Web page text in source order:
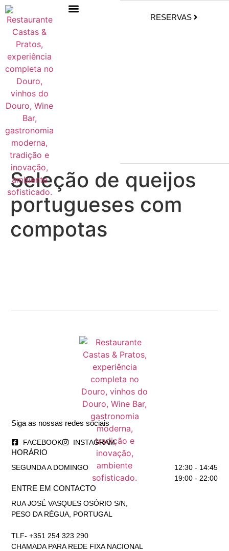
RESERVAS
Seleção de queijos
portugueses com
compotas
Siga as nossas redes sociais
FACEBOOK INSTAGRAM
HORÁRIO
SEGUNDA A DOMINGO
12:30 - 14:45
19:00 - 22:00
ENTRE EM CONTACTO
RUA JOSÉ VASQUES OSÓRIO S/N,
PESO DA RÉGUA, PORTUGAL
TLF- +351 254 323 290
CHAMADA PARA REDE FIXA NACIONAL